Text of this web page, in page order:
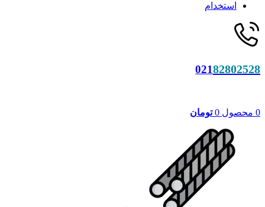
استخدام
02182802528
0 محصول 0 تومان